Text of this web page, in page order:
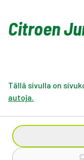
Citroen
Tällä sivulla on
autoja.